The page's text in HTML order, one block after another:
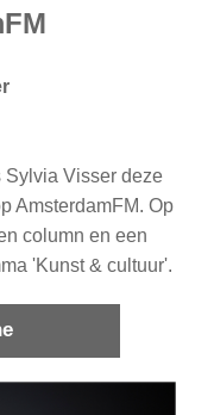
Sylvia Visser deze
AmsterdamFM. Op
column en een
'Kunst & cultuur'.